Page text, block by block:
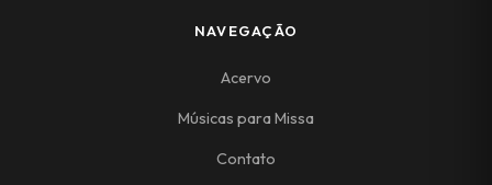
NAVEGAÇÃO
Acervo
Músicas para Missa
Contato